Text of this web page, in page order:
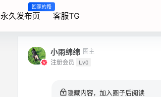
永久发布页
回家的路
客服TG
小雨绵绵 圈主
注册会员
Lv0
隐藏内容，加入圈子后阅读